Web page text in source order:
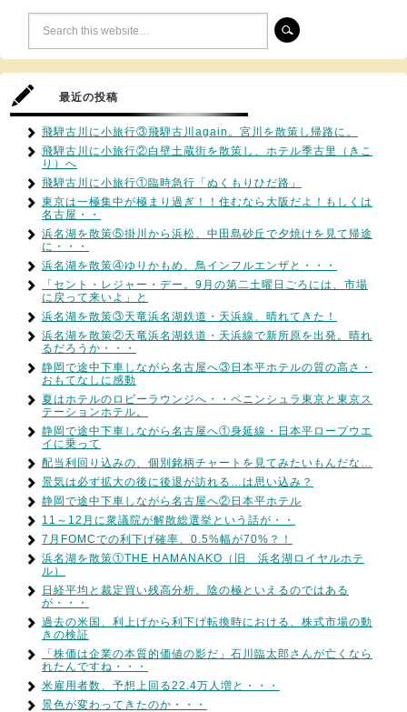
最近の投稿
飛騨古川に小旅行③飛騨古川again。宮川を散策し帰路に。
飛騨古川に小旅行②白壁土蔵街を散策し、ホテル季古里（きこ
り）へ
飛騨古川に小旅行①臨時急行「ぬくもりひだ路」
東京は一極集中が極まり過ぎ！！住むなら大阪だよ！もしくは
名古屋・・
浜名湖を散策⑤掛川から浜松、中田島砂丘で夕焼けを見て帰途
に・・・
浜名湖を散策④ゆりかもめ、鳥インフルエンザと・・・
「セント・レジャー・デー。9月の第二土曜日ごろには、市場
に戻って来いよ」と
浜名湖を散策③天竜浜名湖鉄道・天浜線、晴れてきた！
浜名湖を散策②天竜浜名湖鉄道・天浜線で新所原を出発。晴れ
るだろうか・・・
静岡で途中下車しながら名古屋へ③日本平ホテルの質の高さ・
おもてなしに感動
夏はホテルのロビーラウンジへ・・ペニンシュラ東京と東京ス
テーションホテル。
静岡で途中下車しながら名古屋へ①身延線・日本平ロープウエ
イに乗って
配当利回り込みの、個別銘柄チャートを見てみたいもんだな…
景気は必ず拡大の後に後退が訪れる…は思い込み？
静岡で途中下車しながら名古屋へ②日本平ホテル
11～12月に衆議院が解散総選挙という話が・・
7月FOMCでの利下げ確率、0.5%幅が70%？！
浜名湖を散策①THE HAMANAKO（旧 浜名湖ロイヤルホテ
ル）
日経平均と裁定買い残高分析。陰の極といえるのではある
が・・・
過去の米国、利上げから利下げ転換時における、株式市場の動
きの検証
「株価は企業の本質的価値の影だ」石川臨太郎さんが亡くなら
れたんですね・・・
米雇用者数、予想上回る22.4万人増と・・・
景色が変わってきたのか・・・